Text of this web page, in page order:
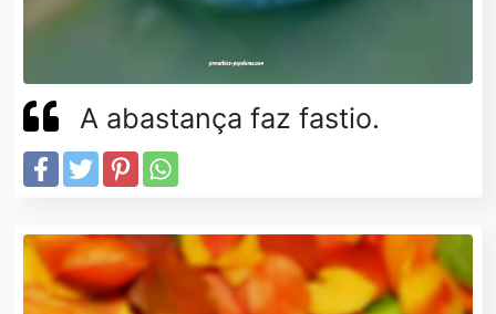
A abastança faz fastio.